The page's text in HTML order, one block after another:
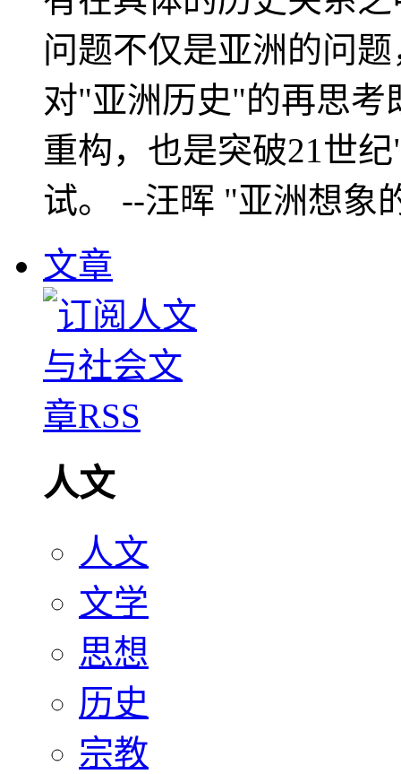
问题不仅是亚洲的问
对"亚洲历史"的再思考
重构，也是突破21世
试。 --汪晖 "亚洲想象
文章
人文
人文
文学
思想
历史
宗教